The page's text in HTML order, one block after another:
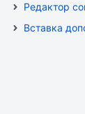
Редактор
Вставка